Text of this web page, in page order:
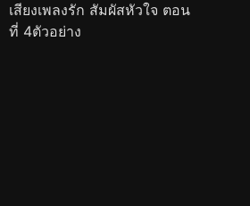
เสียงเพลงรัก สัมผัสหัวใจ ตอน
ที่ 4ตัวอย่าง